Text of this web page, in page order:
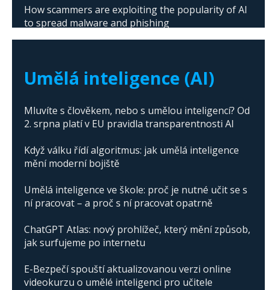
How scammers are exploiting the popularity of AI
to spread malware and phishing
Umělá inteligence (AI)
Mluvíte s člověkem, nebo s umělou inteligencí? Od
2. srpna platí v EU pravidla transparentnosti AI
Když válku řídí algoritmus: jak umělá inteligence
mění moderní bojiště
Umělá inteligence ve škole: proč je nutné učit se s
ní pracovat – a proč s ní pracovat opatrně
ChatGPT Atlas: nový prohlížeč, který mění způsob,
jak surfujeme po internetu
E-Bezpečí spouští aktualizovanou verzi online
videokurzu o umělé inteligenci pro učitele